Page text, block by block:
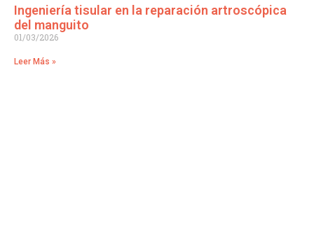
Ingeniería tisular en la reparación artroscópica
del manguito
01/03/2026
Leer Más »